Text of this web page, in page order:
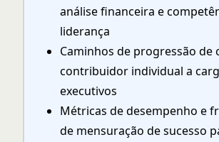
análise financeira e
liderança
Caminhos de progressão de
contribuidor individual a
executivos
Métricas de desempenho e
de mensuração de sucesso